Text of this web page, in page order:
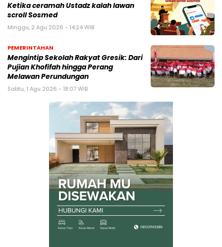
Ketika ceramah Ustadz kalah lawan
scroll Sosmed
Minggu, 2 Agu 2026 - 14:24 WIB
PEMERINTAHAN
Mengintip Sekolah Rakyat Gresik: Dari
Pujian Khofifah hingga Perang
Melawan Perundungan
Sabtu, 1 Agu 2026 - 18:07 WIB